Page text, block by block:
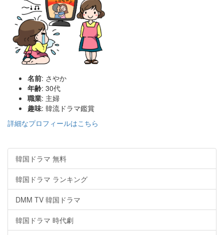
名前: さやか
年齢: 30代
職業: 主婦
趣味: 韓流ドラマ鑑賞
詳細なプロフィールはこちら
韓国ドラマ 無料
韓国ドラマ ランキング
DMM TV 韓国ドラマ
韓国ドラマ 時代劇